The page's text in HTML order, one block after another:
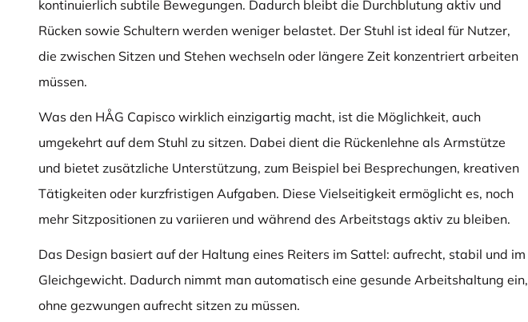
kontinuierlich subtile Bewegungen. Dadurch bleibt die Durchblutung aktiv und
Rücken sowie Schultern werden weniger belastet. Der Stuhl ist ideal für Nutzer,
die zwischen Sitzen und Stehen wechseln oder längere Zeit konzentriert arbeiten
müssen.
Was den HÅG Capisco wirklich einzigartig macht, ist die Möglichkeit, auch
umgekehrt auf dem Stuhl zu sitzen. Dabei dient die Rückenlehne als Armstütze
und bietet zusätzliche Unterstützung, zum Beispiel bei Besprechungen, kreativen
Tätigkeiten oder kurzfristigen Aufgaben. Diese Vielseitigkeit ermöglicht es, noch
mehr Sitzpositionen zu variieren und während des Arbeitstags aktiv zu bleiben.
Das Design basiert auf der Haltung eines Reiters im Sattel: aufrecht, stabil und im
Gleichgewicht. Dadurch nimmt man automatisch eine gesunde Arbeitshaltung ein,
ohne gezwungen aufrecht sitzen zu müssen.